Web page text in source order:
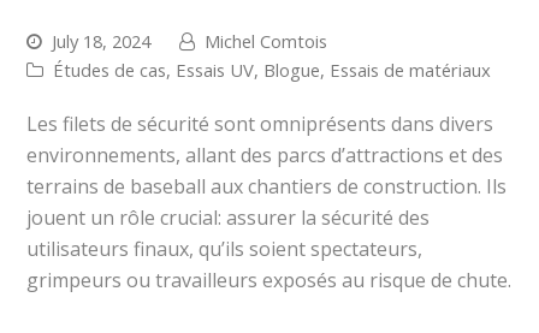
July 18, 2024
Michel Comtois
Études de cas, Essais UV, Blogue, Essais de matériaux
Les filets de sécurité sont omniprésents dans divers
environnements, allant des parcs d’attractions et des
terrains de baseball aux chantiers de construction. Ils
jouent un rôle crucial: assurer la sécurité des
utilisateurs finaux, qu’ils soient spectateurs,
grimpeurs ou travailleurs exposés au risque de chute.